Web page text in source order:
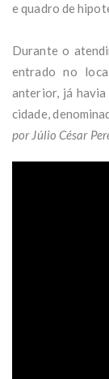
e quadro de
Durante o
entrado no
anterior, já havia
cidade,
por Júlio César